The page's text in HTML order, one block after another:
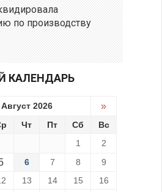
по производству
КАЛЕНДАРЬ
Август 2026 »
Чт Пт Сб
Вс
1
2
6 7 8
9
13 14 15
16